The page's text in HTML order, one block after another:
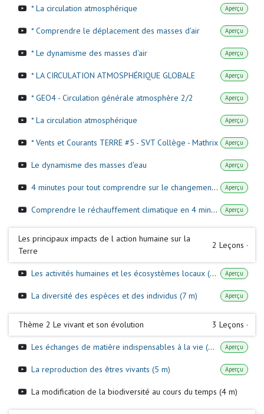
* La circulation atmosphérique Aperçu
* Comprendre le déplacement des masses d'air Aperçu
* Le dynamisme des masses d'air Aperçu
* LA CIRCULATION ATMOSPHÉRIQUE GLOBALE Aperçu
* GEO4 - Circulation générale atmosphère 2/2 Aperçu
* La circulation atmosphérique Aperçu
* Vents et Courants TERRE #5 - SVT Collège - Mathrix Aperçu
Le dynamisme des masses d'eau Aperçu
4 minutes pour tout comprendre sur le changement climatique Aperçu
Comprendre le réchauffement climatique en 4 minutes Aperçu
Les principaux impacts de l action humaine sur la
Terre
2 Leçons ·
Les activités humaines et les écosystèmes locaux (6 m) Aperçu
La diversité des espèces et des individus (7 m) Aperçu
Thème 2 Le vivant et son évolution 3 Leçons ·
Les échanges de matière indispensables à la vie (6 m) Aperçu
La reproduction des êtres vivants (5 m) Aperçu
La modification de la biodiversité au cours du temps (4 m)